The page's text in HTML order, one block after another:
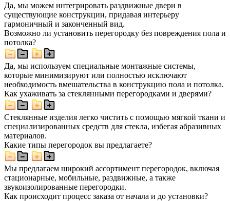
Да, мы можем интегрировать раздвижные двери в
существующие конструкции, придавая интерьеру
гармоничный и законченный вид.
Возможно ли установить перегородку без повреждения пола и
потолка?
Да, мы используем специальные монтажные системы,
которые минимизируют или полностью исключают
необходимость вмешательства в конструкцию пола и потолка.
Как ухаживать за стеклянными перегородками и дверями?
Стеклянные изделия легко чистить с помощью мягкой ткани и
специализированных средств для стекла, избегая абразивных
материалов.
Какие типы перегородок вы предлагаете?
Мы предлагаем широкий ассортимент перегородок, включая
стационарные, мобильные, раздвижные, а также
звукоизолированные перегородки.
Как происходит процесс заказа от начала и до установки?